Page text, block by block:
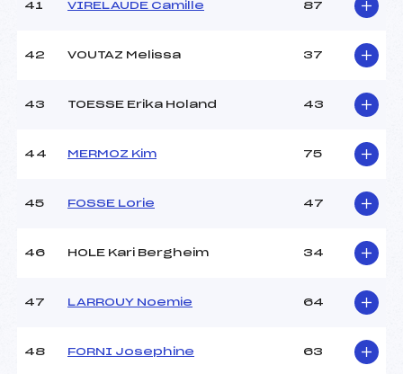
41 VIRELAUDE Camille 87
42 VOUTAZ Melissa 37
43 TOESSE Erika Holand 43
44 MERMOZ Kim 75
45 FOSSE Lorie 47
46 HOLE Kari Bergheim 34
47 LARROUY Noemie 64
48 FORNI Josephine 63